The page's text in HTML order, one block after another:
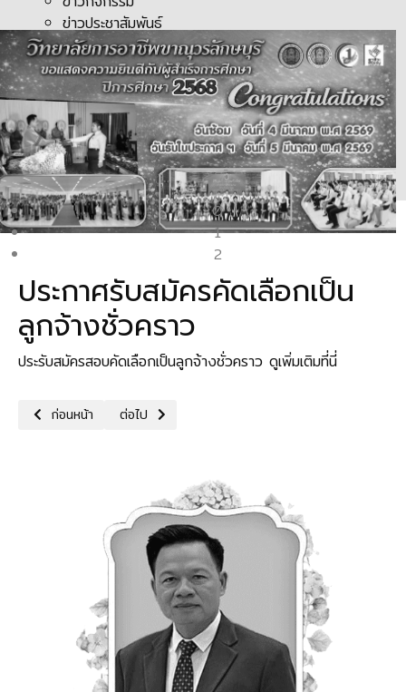
ข่าวประชาสัมพันธ์
0
1
2
ประกาศรับสมัครคัดเลือกเป็น
ลูกจ้างชั่วคราว
ประรับสมัครสอบคัดเลือกเป็นลูกจ้างชั่วคราว ดูเพิ่มเติมที่นี่
เนื้อหาก่อนหน้า: ประกาศรับสมัครคัดเลือกเป็นลูกจ้างชั่วคราว
ก่อนหน้า เนื้อหาถัดไป: ประกาศรายชื่อผู้ผ่านการคัดเลือกเป็นลูกจ้
ต่อไป